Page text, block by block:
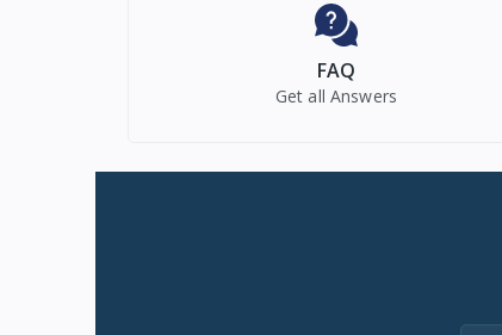
FAQ
Get all Answers